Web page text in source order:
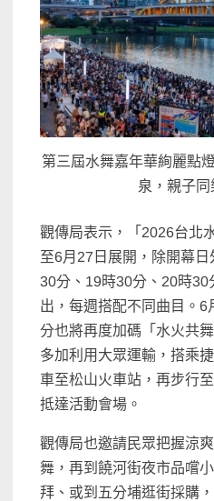
第三屆水舞嘉年華絢麗點
泉，親子同
觀傳局表示，「2026台北
至6月27日展開，除開幕
30分、19時30分、20時30
出，每週搭配不同曲目。
分也將再度加碼「水火共
多加利用大眾運輸，搭乘
車至松山火車站，再步行
抵達活動會場。
觀傳局也邀請民眾把握涼
舞，再到饒河街夜市品嚐
拜、或到五分埔逛街採購